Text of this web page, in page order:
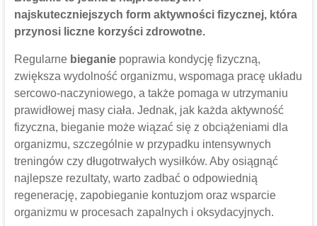
najskuteczniejszych form aktywności fizycznej, która
przynosi liczne korzyści zdrowotne.
Regularne bieganiepoprawia kondycję fizyczną,
zwiększa wydolność organizmu, wspomaga pracę układu
sercowo-naczyniowego, a także pomaga w utrzymaniu
prawidłowej masy ciała. Jednak, jak każda aktywność
fizyczna, bieganie może wiązać się z obciążeniami dla
organizmu, szczególnie w przypadku intensywnych
treningów czy długotrwałych wysiłków. Aby osiągnąć
najlepsze rezultaty, warto zadbać o odpowiednią
regenerację, zapobieganie kontuzjom oraz wsparcie
organizmu w procesach zapalnych i oksydacyjnych.